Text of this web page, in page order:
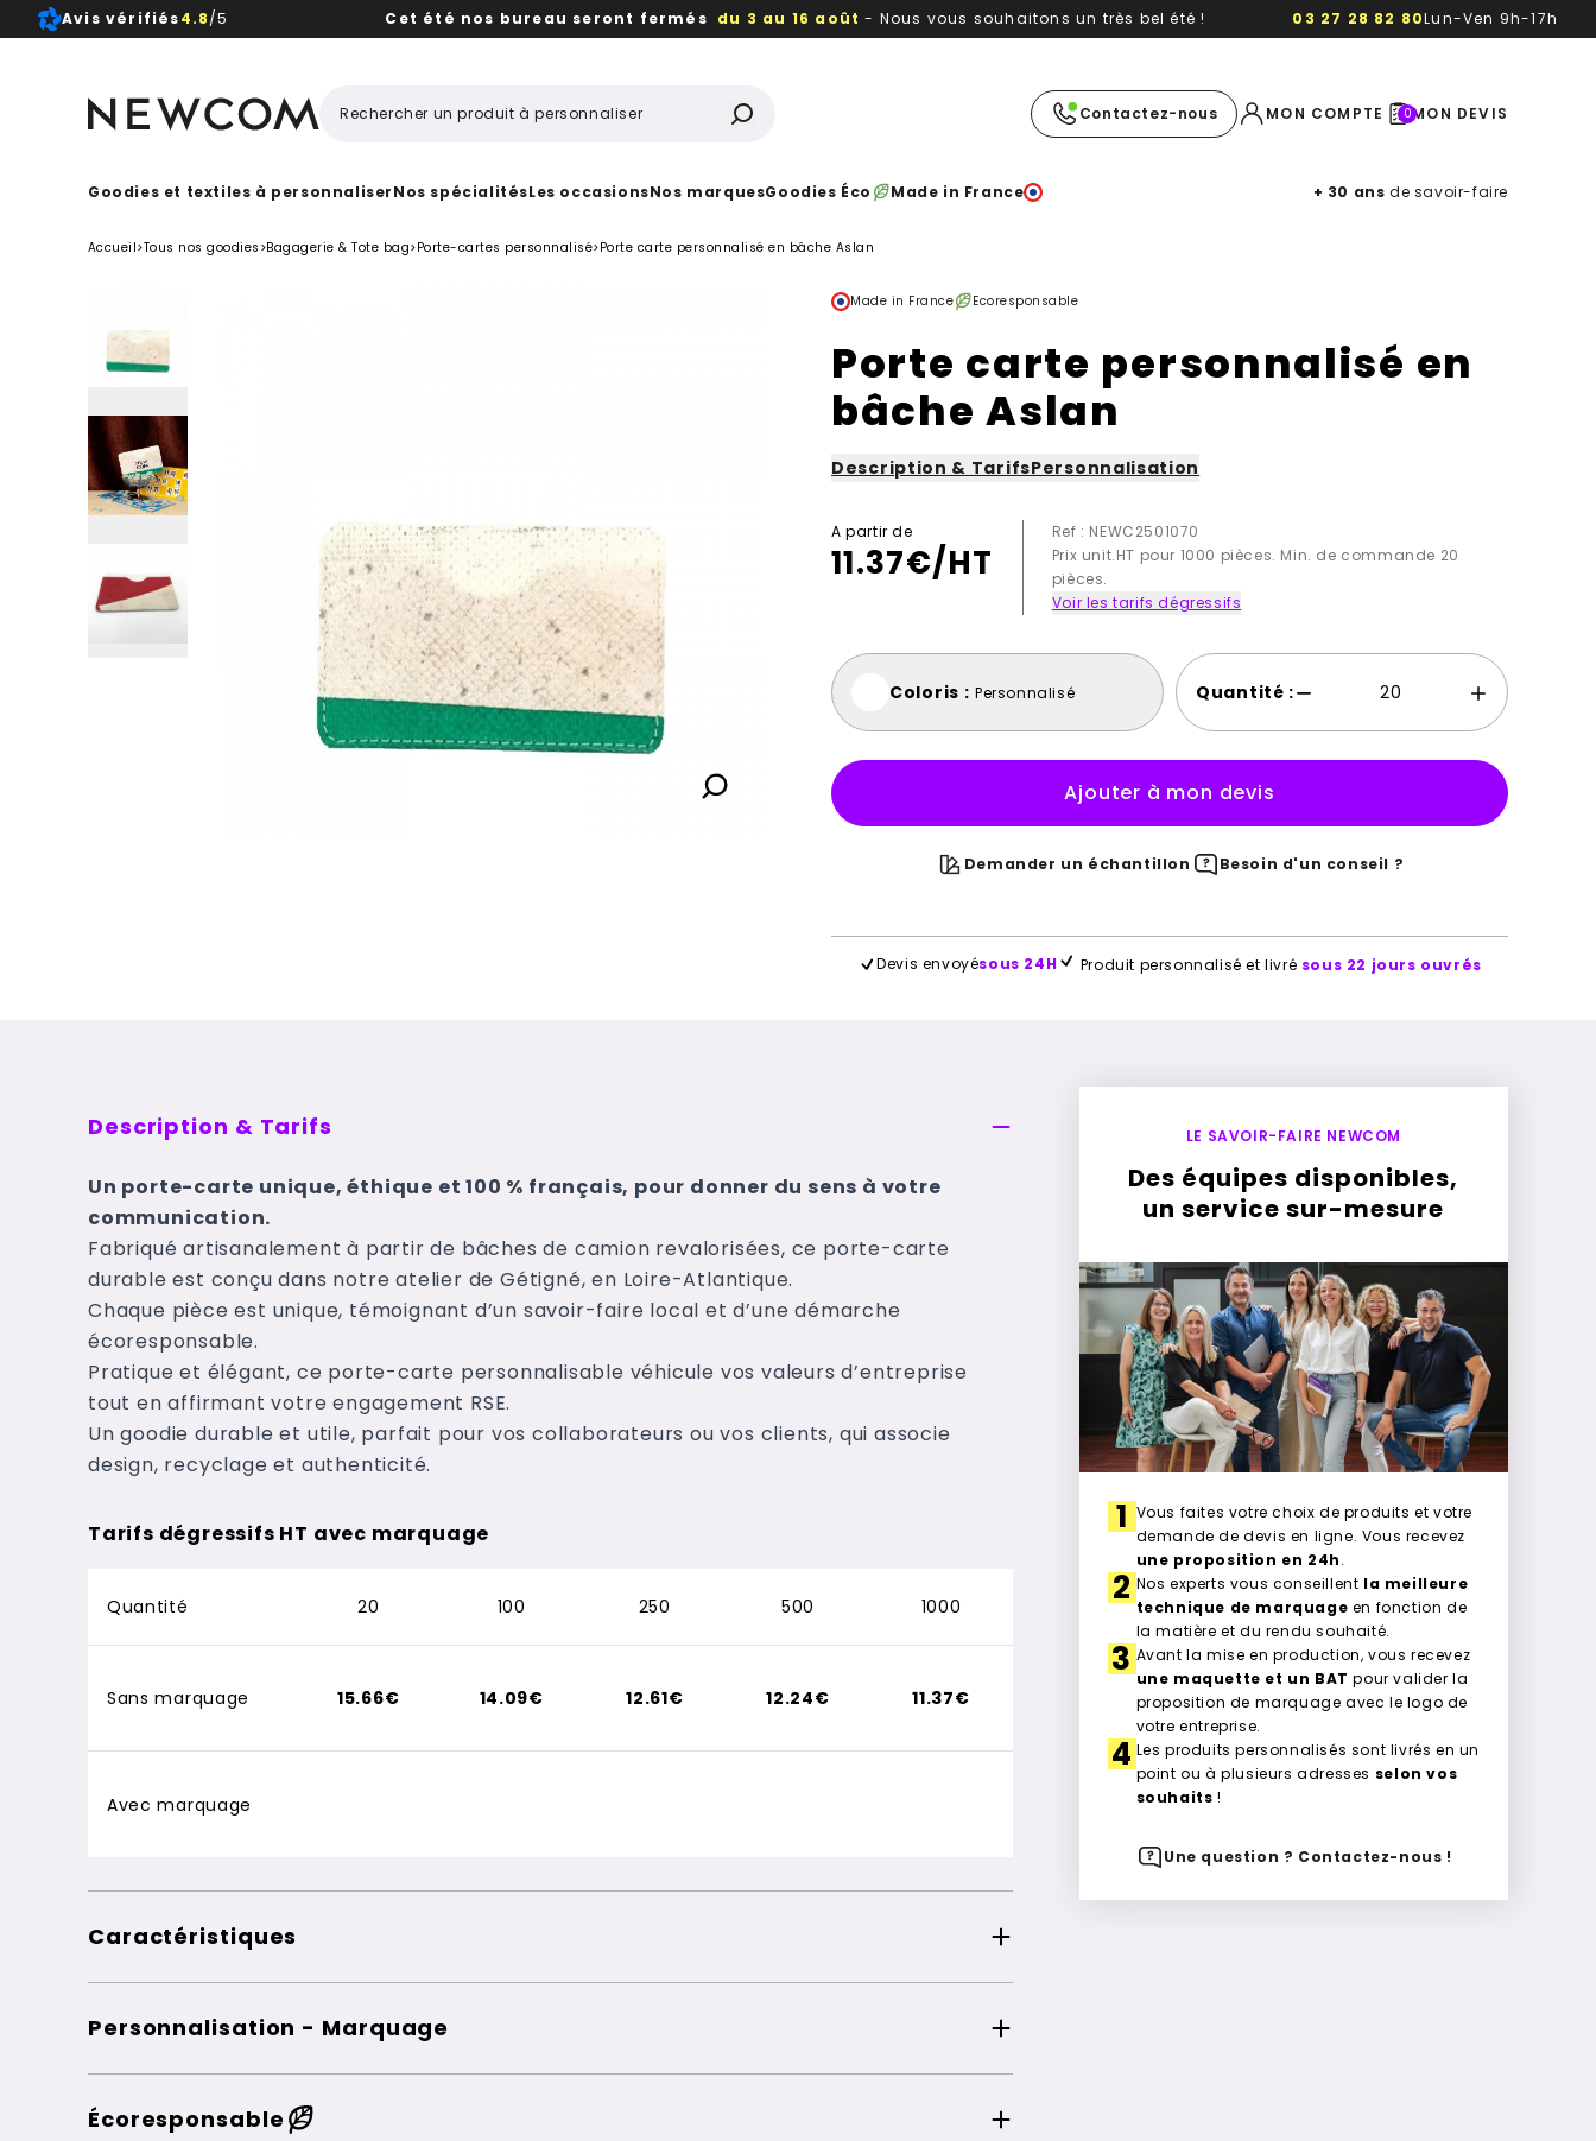
Avis vérifiés4.8/5 Cet été nos bureau seront fermés du 3 au 16 août - Nous vous souhaitons un très bel été !
03 27 28 82 80Lun-Ven 9h-17h
Contactez-nous MON COMPTE 0MON DEVIS
Goodies et textiles à personnaliserNos spécialitésLes occasionsNos marquesGoodies Éco Made in France + 30 ans de savoir-faire
Accueil>Tous nos goodies >Bagagerie & Tote bag>Porte-cartes personnalisé>Porte carte personnalisé en bâche Aslan
Made in France Ecoresponsable
Porte carte personnalisé en
bâche Aslan
Description & TarifsPersonnalisation
A partir de
11.37€/HT
Ref : NEWC2501070
Prix unit.HT pour 1000 pièces. Min. de commande 20
pièces.
Voir les tarifs dégressifs
Coloris : Personnalisé Quantité :
Ajouter à mon devis
Demander un échantillon Besoin d'un conseil ?
Devis envoyésous 24H Produit personnalisé et livré sous 22 jours ouvrés
Description & Tarifs
Un porte-carte unique, éthique et 100 % français, pour donner du sens à votre
communication.
Fabriqué artisanalement à partir de bâches de camion revalorisées, ce porte-carte
durable est conçu dans notre atelier de Gétigné, en Loire-Atlantique.
Chaque pièce est unique, témoignant d’un savoir-faire local et d’une démarche
écoresponsable.
Pratique et élégant, ce porte-carte personnalisable véhicule vos valeurs d’entreprise
tout en affirmant votre engagement RSE.
Un goodie durable et utile, parfait pour vos collaborateurs ou vos clients, qui associe
design, recyclage et authenticité.
Tarifs dégressifs HT avec marquage
Quantité
Sans marquage
Avec marquage
20 100 250 500 1000
15.66€ 14.09€ 12.61€ 12.24€ 11.37€
Caractéristiques
Personnalisation - Marquage
Écoresponsable
LE SAVOIR-FAIRE NEWCOM
Des équipes disponibles,
un service sur-mesure
1 Vous faites votre choix de produits et votre
demande de devis en ligne. Vous recevez
une proposition en 24h.
2 Nos experts vous conseillent la meilleure
technique de marquage en fonction de
la matière et du rendu souhaité.
3 Avant la mise en production, vous recevez
une maquette et un BAT pour valider la
proposition de marquage avec le logo de
votre entreprise.
4 Les produits personnalisés sont livrés en un
point ou à plusieurs adresses selon vos
souhaits !
Une question ? Contactez-nous !